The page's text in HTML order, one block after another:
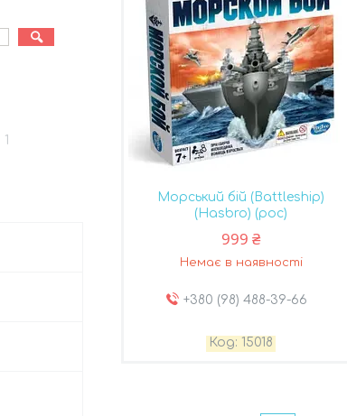
Морський бій (Battleship)
(Hasbro) (рос)
999 ₴
Немає в наявності
+380 (98) 488-39-66
15018
1